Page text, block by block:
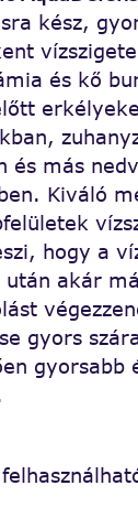
kész,
és kő
és más
Kiváló
hogy a
után akár
gyors
gyorsabb